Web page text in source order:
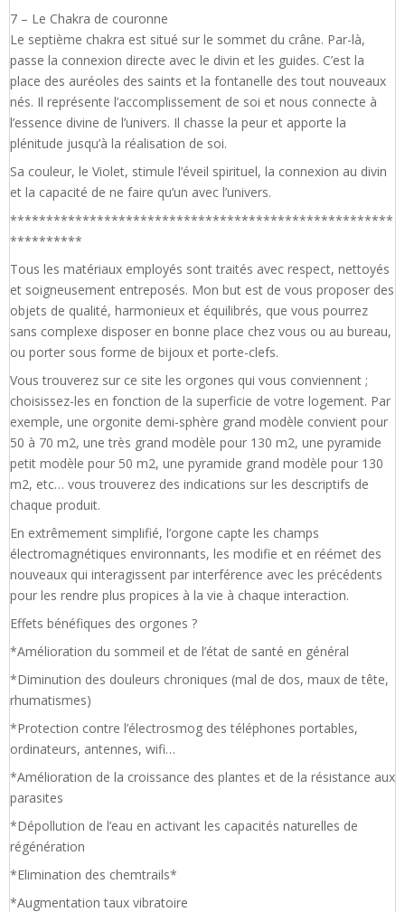
7 – Le Chakra de couronne
Le septième chakra est situé sur le sommet du crâne. Par-là,
passe la connexion directe avec le divin et les guides. C’est la
place des auréoles des saints et la fontanelle des tout nouveaux
nés. Il représente l’accomplissement de soi et nous connecte à
l’essence divine de l’univers. Il chasse la peur et apporte la
plénitude jusqu’à la réalisation de soi.
Sa couleur, le Violet, stimule l’éveil spirituel, la connexion au divin
et la capacité de ne faire qu’un avec l’univers.
*****************************************************
**********
Tous les matériaux employés sont traités avec respect, nettoyés
et soigneusement entreposés. Mon but est de vous proposer des
objets de qualité, harmonieux et équilibrés, que vous pourrez
sans complexe disposer en bonne place chez vous ou au bureau,
ou porter sous forme de bijoux et porte-clefs.
Vous trouverez sur ce site les orgones qui vous conviennent ;
choisissez-les en fonction de la superficie de votre logement. Par
exemple, une orgonite demi-sphère grand modèle convient pour
50 à 70 m2, une très grand modèle pour 130 m2, une pyramide
petit modèle pour 50 m2, une pyramide grand modèle pour 130
m2, etc… vous trouverez des indications sur les descriptifs de
chaque produit.
En extrêmement simplifié, l’orgone capte les champs
électromagnétiques environnants, les modifie et en réémet des
nouveaux qui interagissent par interférence avec les précédents
pour les rendre plus propices à la vie à chaque interaction.
Effets bénéfiques des orgones ?
*Amélioration du sommeil et de l’état de santé en général
*Diminution des douleurs chroniques (mal de dos, maux de tête,
rhumatismes)
*Protection contre l’électrosmog des téléphones portables,
ordinateurs, antennes, wifi…
*Amélioration de la croissance des plantes et de la résistance aux
parasites
*Dépollution de l’eau en activant les capacités naturelles de
régénération
*Elimination des chemtrails*
*Augmentation taux vibratoire